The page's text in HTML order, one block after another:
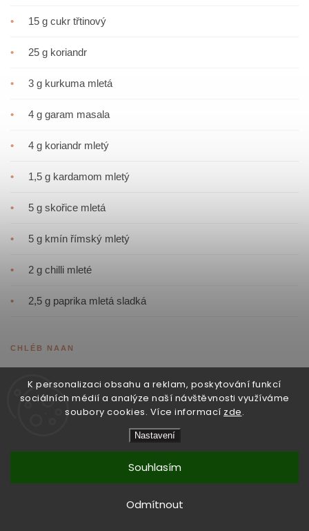
K personalizaci obsahu a reklam, poskytování funkcí
sociálních médií a analýze naší návštěvnosti využíváme
soubory cookies. Více informací zde.
Nastavení
Odmítnout
Souhlasím
• 15 g cukr třtinový
• 25 g koriandr
• 3 g kurkuma mletá
• 4 g garam masala
• 4 g koriandr mletý
• 1,5 g kardamom mletý
• 5 g skořice mletá
• 5 g kmín římský mletý
• 2 g chilli mleté
• 2,5 g paprika mletá sladká
CHLÉB NAAN
250 g hladká mouka
75 g vlažná voda